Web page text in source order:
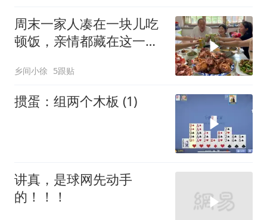
周末一家人凑在一块儿吃
顿饭，亲情都藏在这一饭
乡间小徐 5跟贴
掼蛋：组两个木板 (1)
讲真，是球网先动手
的！！！